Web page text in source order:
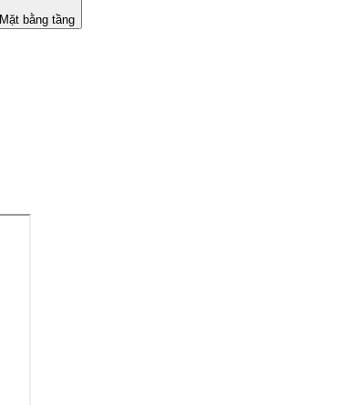
Mặt bằng tầng